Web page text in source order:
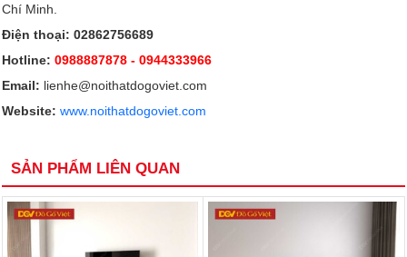
Chí Minh.
Điện thoại: 02862756689
Hotline:0988887878 - 0944333966
Email: lienhe@noithatdogoviet.com
Website: www.noithatdogoviet.com
SẢN PHẨM LIÊN QUAN